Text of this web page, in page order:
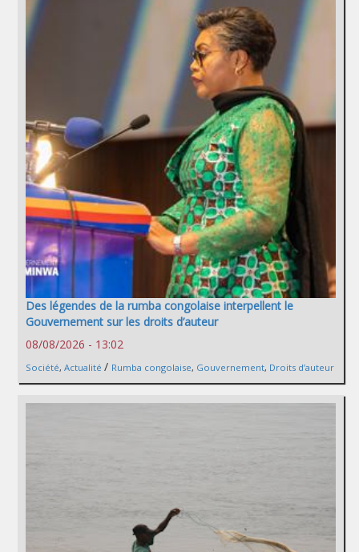
Des légendes de la rumba congolaise interpellent le
Gouvernement sur les droits d’auteur
08/08/2026 - 13:02
Société, Actualité / Rumba congolaise, Gouvernement, Droits d’auteur